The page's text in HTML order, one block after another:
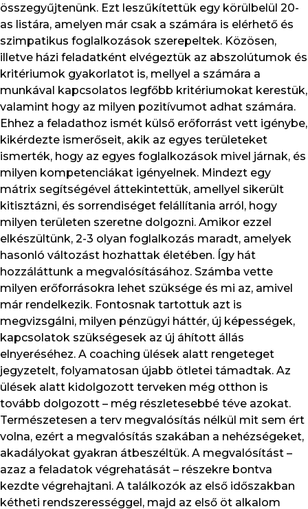
összegyűjtenünk. Ezt leszűkítettük egy körülbelül 20-
as listára, amelyen már csak a számára is elérhető és
szimpatikus foglalkozások szerepeltek. Közösen,
illetve házi feladatként elvégeztük az abszolútumok és
kritériumok gyakorlatot is, mellyel a számára a
munkával kapcsolatos legfőbb kritériumokat kerestük,
valamint hogy az milyen pozitívumot adhat számára.
Ehhez a feladathoz ismét külső erőforrást vett igénybe,
kikérdezte ismerőseit, akik az egyes területeket
ismerték, hogy az egyes foglalkozások mivel járnak, és
milyen kompetenciákat igényelnek. Mindezt egy
mátrix segítségével áttekintettük, amellyel sikerült
kitisztázni, és sorrendiséget felállítania arról, hogy
milyen területen szeretne dolgozni. Amikor ezzel
elkészültünk, 2-3 olyan foglalkozás maradt, amelyek
hasonló változást hozhattak életében. Így hát
hozzáláttunk a megvalósításához. Számba vette
milyen erőforrásokra lehet szüksége és mi az, amivel
már rendelkezik. Fontosnak tartottuk azt is
megvizsgálni, milyen pénzügyi háttér, új képességek,
kapcsolatok szükségesek az új áhított állás
elnyeréséhez. A coaching ülések alatt rengeteget
jegyzetelt, folyamatosan újabb ötletei támadtak. Az
ülések alatt kidolgozott terveken még otthon is
tovább dolgozott – még részletesebbé téve azokat.
Természetesen a terv megvalósítás nélkül mit sem ért
volna, ezért a megvalósítás szakában a nehézségeket,
akadályokat gyakran átbeszéltük. A megvalósítást –
azaz a feladatok végrehatását – részekre bontva
kezdte végrehajtani. A találkozók az első időszakban
kétheti rendszerességgel, majd az első öt alkalom